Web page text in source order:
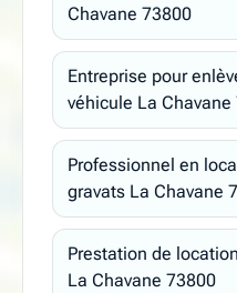
Chavane 73800
Entreprise pour
véhicule La Chavane
Professionnel en
gravats La Chavane
Prestation de
La Chavane 73800